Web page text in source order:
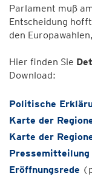
Parlament muß
Entscheidung
den
Hier finden Sie
Download:
Politische
Karte der
Karte der
Pressemitteilung
Eröffnungsrede